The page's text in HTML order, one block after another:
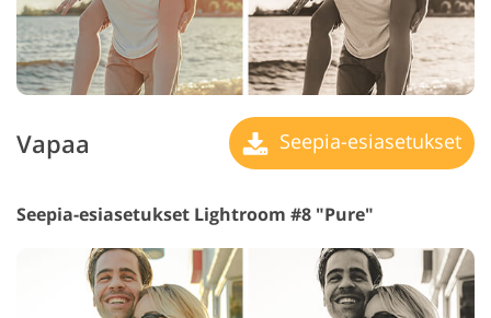
Vapaa Seepia-esiasetukset
Seepia-esiasetukset Lightroom #8 "Pure"